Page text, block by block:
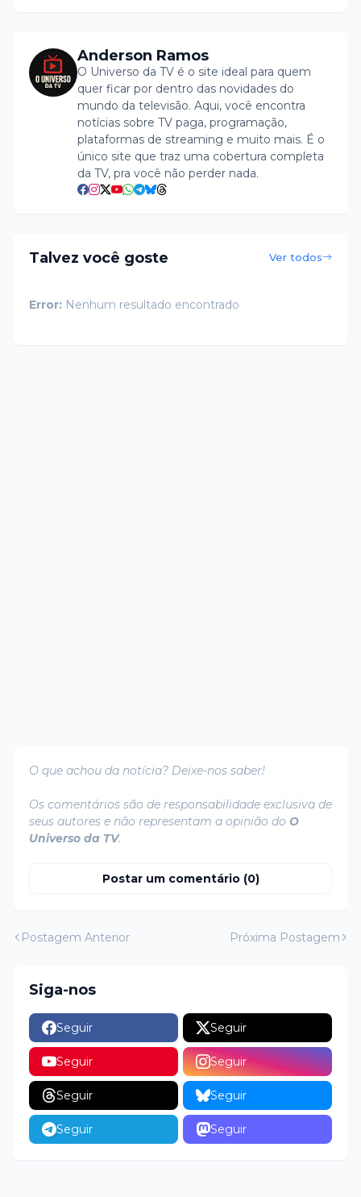
Anderson Ramos
O Universo da TV é o site ideal para quem
quer ficar por dentro das novidades do
mundo da televisão. Aqui, você encontra
notícias sobre TV paga, programação,
plataformas de streaming e muito mais. É o
único site que traz uma cobertura completa
da TV, pra você não perder nada.
Talvez você goste Ver todos
Error: Nenhum resultado encontrado
O que achou da notícia? Deixe-nos saber!
Os comentários são de responsabilidade exclusiva de
seus autores e não representam a opinião do O
Universo da TV.
Postar um comentário (0)
Postagem Anterior Próxima Postagem
Siga-nos
Seguir Seguir
Seguir Seguir
Seguir Seguir
Seguir Seguir